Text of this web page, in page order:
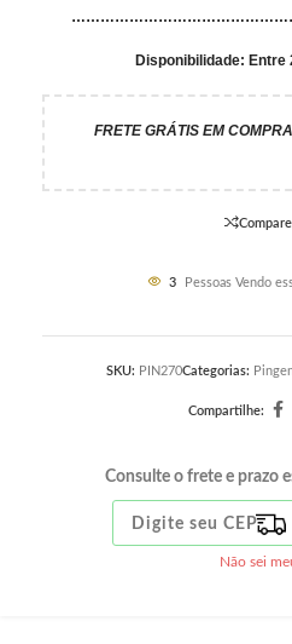
Disponibilidade: Entre
FRETE GRÁTIS EM
Compare
3 Pessoas Vendo
SKU: PIN270Categorias:
Compartilhe:
Consulte o frete e prazo
Não sei